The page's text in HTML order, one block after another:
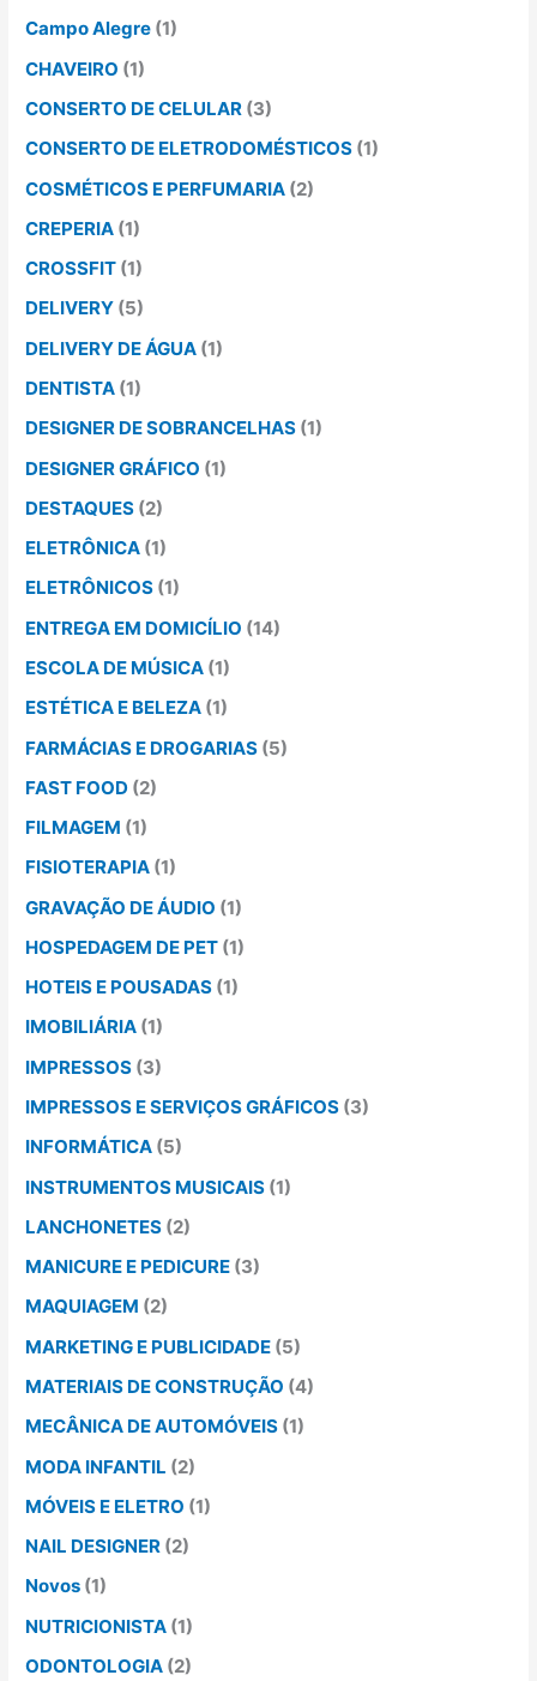
Campo Alegre (1)
CHAVEIRO (1)
CONSERTO DE CELULAR (3)
CONSERTO DE ELETRODOMÉSTICOS (1)
COSMÉTICOS E PERFUMARIA (2)
CREPERIA (1)
CROSSFIT (1)
DELIVERY (5)
DELIVERY DE ÁGUA (1)
DENTISTA (1)
DESIGNER DE SOBRANCELHAS (1)
DESIGNER GRÁFICO (1)
DESTAQUES (2)
ELETRÔNICA (1)
ELETRÔNICOS (1)
ENTREGA EM DOMICÍLIO (14)
ESCOLA DE MÚSICA (1)
ESTÉTICA E BELEZA (1)
FARMÁCIAS E DROGARIAS (5)
FAST FOOD (2)
FILMAGEM (1)
FISIOTERAPIA (1)
GRAVAÇÃO DE ÁUDIO (1)
HOSPEDAGEM DE PET (1)
HOTEIS E POUSADAS (1)
IMOBILIÁRIA (1)
IMPRESSOS (3)
IMPRESSOS E SERVIÇOS GRÁFICOS (3)
INFORMÁTICA (5)
INSTRUMENTOS MUSICAIS (1)
LANCHONETES (2)
MANICURE E PEDICURE (3)
MAQUIAGEM (2)
MARKETING E PUBLICIDADE (5)
MATERIAIS DE CONSTRUÇÃO (4)
MECÂNICA DE AUTOMÓVEIS (1)
MODA INFANTIL (2)
MÓVEIS E ELETRO (1)
NAIL DESIGNER (2)
Novos (1)
NUTRICIONISTA (1)
ODONTOLOGIA (2)